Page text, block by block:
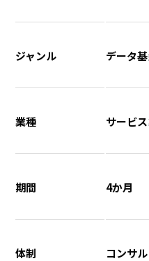
ジャンル データ
業種 サービ
期間 4か月
体制 コンサ